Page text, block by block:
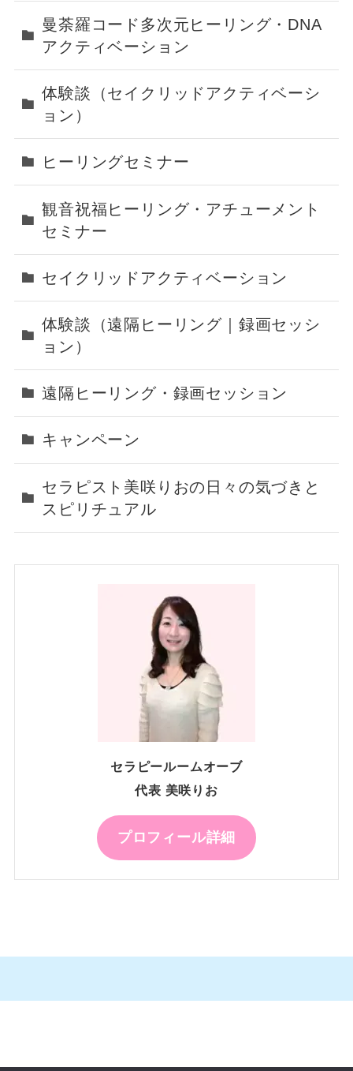
曼荼羅コード多次元ヒーリング・DNA
アクティベーション
体験談（セイクリッドアクティベーシ
ョン）
ヒーリングセミナー
観音祝福ヒーリング・アチューメント
セミナー
セイクリッドアクティベーション
体験談（遠隔ヒーリング｜録画セッシ
ョン）
遠隔ヒーリング・録画セッション
キャンペーン
セラピスト美咲りおの日々の気づきと
スピリチュアル
セラピールームオーブ
代表 美咲りお
プロフィール詳細